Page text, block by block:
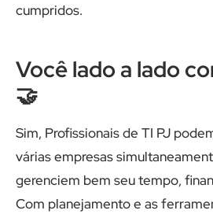
cumpridos.
Você lado a lado
🤝
Sim, Profissionais de TI PJ
várias empresas
gerenciem bem seu tempo,
Com planejamento e as